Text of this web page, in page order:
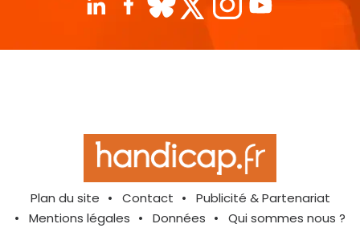
Plan du site Contact
Publicité & Partenariat
Mentions légales
Données Qui sommes nous ?